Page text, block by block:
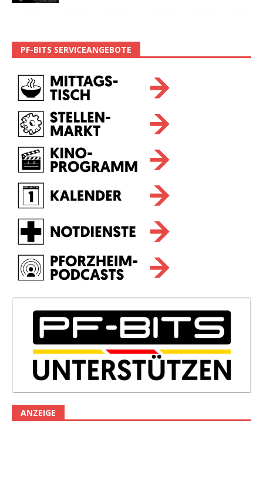
PF-BITS SERVICEANGEBOTE
ANZEIGE